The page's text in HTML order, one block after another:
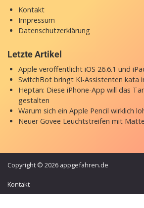
Kontakt
Impressum
Datenschutzerklärung
Letzte Artikel
Apple veröffentlicht iOS 26.6.1 und
SwitchBot bringt KI-Assistenten kata
Heptan: Diese iPhone-App will das
gestalten
Warum sich ein Apple Pencil wirklich
Neuer Govee Leuchtstreifen mit
Copyright © 2026 appgefahren.de
Kontakt
Impressum